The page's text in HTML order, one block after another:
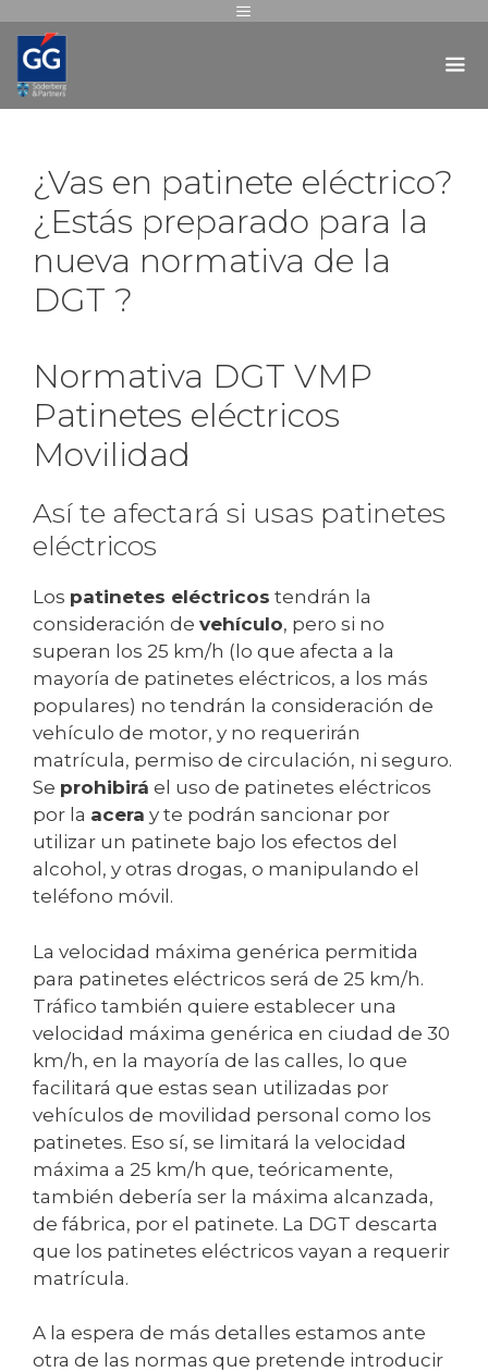
¿Vas en patinete eléctrico?
¿Estás preparado para la
nueva normativa de la
DGT ?
Normativa DGT VMP
Patinetes eléctricos
Movilidad
Así te afectará si usas patinetes
eléctricos
Los patinetes eléctricos tendrán la
consideración de vehículo, pero si no
superan los 25 km/h (lo que afecta a la
mayoría de patinetes eléctricos, a los más
populares) no tendrán la consideración de
vehículo de motor, y no requerirán
matrícula, permiso de circulación, ni seguro.
Se prohibirá el uso de patinetes eléctricos
por la acera y te podrán sancionar por
utilizar un patinete bajo los efectos del
alcohol, y otras drogas, o manipulando el
teléfono móvil.
La velocidad máxima genérica permitida
para patinetes eléctricos será de 25 km/h.
Tráfico también quiere establecer una
velocidad máxima genérica en ciudad de 30
km/h, en la mayoría de las calles, lo que
facilitará que estas sean utilizadas por
vehículos de movilidad personal como los
patinetes. Eso sí, se limitará la velocidad
máxima a 25 km/h que, teóricamente,
también debería ser la máxima alcanzada,
de fábrica, por el patinete. La DGT descarta
que los patinetes eléctricos vayan a requerir
matrícula.
A la espera de más detalles estamos ante
otra de las normas que pretende introducir